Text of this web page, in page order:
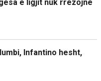
e ligjit nuk rrëzojnë
Infantino hesht,